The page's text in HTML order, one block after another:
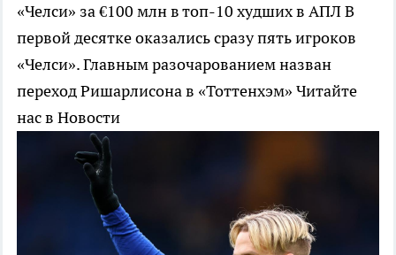
«Челси» за €100 млн в топ-10 худших в АПЛВ
первой десятке оказались сразу пять игроков
«Челси». Главным разочарованием назван
переход Ришарлисона в «Тоттенхэм» Читайте
нас в Новости